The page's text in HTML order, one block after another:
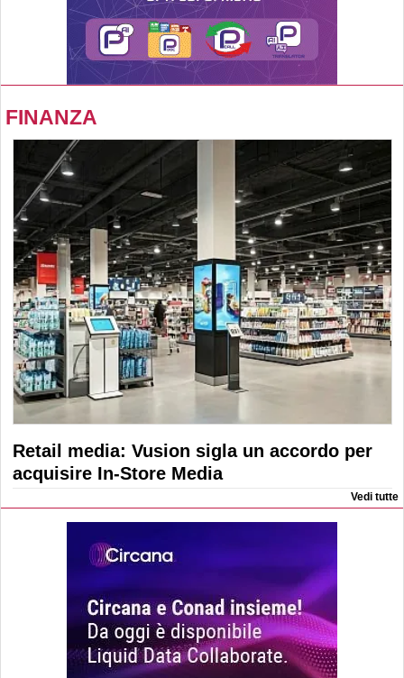
FINANZA
Retail media: Vusion sigla un accordo per
acquisire In-Store Media
Vedi tutte